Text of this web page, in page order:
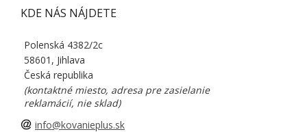
KDE NÁS NÁJDETE
Polenská 4382/2c
58601, Jihlava
Česká republika
(kontaktné miesto, adresa pre zasielanie
reklamácií, nie sklad)
info@kovanieplus.sk